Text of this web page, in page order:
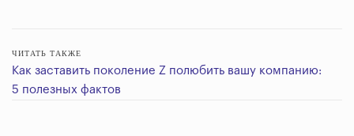
ЧИТАТЬ ТАКЖЕ
Как заставить поколение Z полюбить вашу компанию:
5 полезных фактов